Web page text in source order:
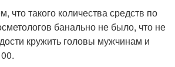
что такого количества средств по
банально не было, что не
кружить головы мужчинам и